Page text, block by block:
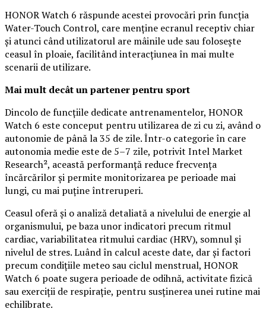
HONOR Watch 6 răspunde acestei provocări prin funcția
Water-Touch Control, care menține ecranul receptiv chiar
și atunci când utilizatorul are mâinile ude sau folosește
ceasul în ploaie, facilitând interacțiunea în mai multe
scenarii de utilizare.
Mai mult decât un partener pentru sport
Dincolo de funcțiile dedicate antrenamentelor, HONOR
Watch 6 este conceput pentru utilizarea de zi cu zi, având o
autonomie de până la 35 de zile. Într-o categorie în care
autonomia medie este de 5–7 zile, potrivit Intel Market
Research², această performanță reduce frecvența
încărcărilor și permite monitorizarea pe perioade mai
lungi, cu mai puține întreruperi.
Ceasul oferă și o analiză detaliată a nivelului de energie al
organismului, pe baza unor indicatori precum ritmul
cardiac, variabilitatea ritmului cardiac (HRV), somnul și
nivelul de stres. Luând în calcul aceste date, dar și factori
precum condițiile meteo sau ciclul menstrual, HONOR
Watch 6 poate sugera perioade de odihnă, activitate fizică
sau exerciții de respirație, pentru susținerea unei rutine mai
echilibrate.